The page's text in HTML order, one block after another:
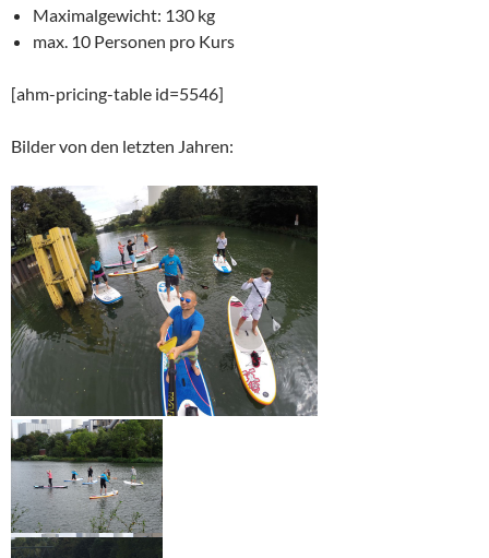
Maximalgewicht: 130 kg
max. 10 Personen pro Kurs
[ahm-pricing-table id=5546]
Bilder von den letzten Jahren: